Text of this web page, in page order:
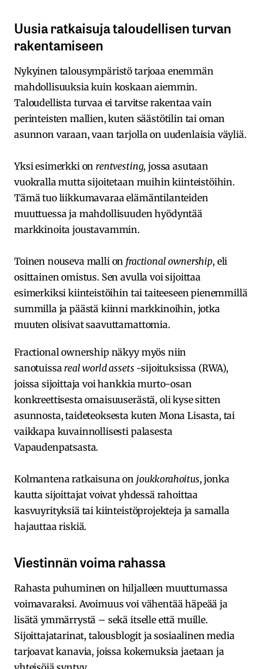
Uusia ratkaisuja taloudellisen turvan
rakentamiseen
Nykyinen talousympäristö tarjoaa enemmän
mahdollisuuksia kuin koskaan aiemmin.
Taloudellista turvaa ei tarvitse rakentaa vain
perinteisten mallien, kuten säästötilin tai oman
asunnon varaan, vaan tarjolla on uudenlaisia väyliä.
Yksi esimerkki on rentvesting, jossa asutaan
vuokralla mutta sijoitetaan muihin kiinteistöihin.
Tämä tuo liikkumavaraa elämäntilanteiden
muuttuessa ja mahdollisuuden hyödyntää
markkinoita joustavammin.
Toinen nouseva malli on fractional ownership, eli
osittainen omistus. Sen avulla voi sijoittaa
esimerkiksi kiinteistöihin tai taiteeseen pienemmillä
summilla ja päästä kiinni markkinoihin, jotka
muuten olisivat saavuttamattomia.
Fractional ownership näkyy myös niin
sanotuissa real world assets -sijoituksissa (RWA),
joissa sijoittaja voi hankkia murto-osan
konkreettisesta omaisuuserästä, oli kyse sitten
asunnosta, taideteoksesta kuten Mona Lisasta, tai
vaikkapa kuvainnollisesti palasesta
Vapaudenpatsasta.
Kolmantena ratkaisuna on joukkorahoitus, jonka
kautta sijoittajat voivat yhdessä rahoittaa
kasvuyrityksiä tai kiinteistöprojekteja ja samalla
hajauttaa riskiä.
Viestinnän voima rahassa
Rahasta puhuminen on hiljalleen muuttumassa
voimavaraksi. Avoimuus voi vähentää häpeää ja
lisätä ymmärrystä – sekä itselle että muille.
Sijoittajatarinat, talousblogit ja sosiaalinen media
tarjoavat kanavia, joissa kokemuksia jaetaan ja